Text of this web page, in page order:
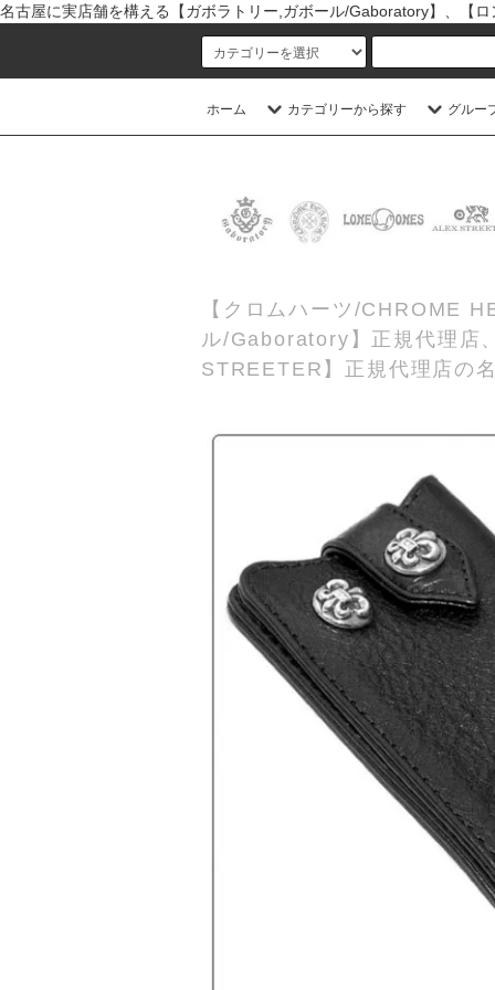
名古屋に実店舗を構える【ガボラトリー,ガボール/Gaboratory】、【
ホーム カテゴリーから探す グルー
【クロムハーツ/CHROME
ル/Gaboratory】正規代理店
STREETER】正規代理店の